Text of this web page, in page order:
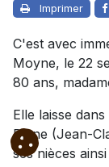
Imprimer
C'est avec
Moyne, le 22
80 ans,
Elle laisse
Diane (Jean-
ses nièces